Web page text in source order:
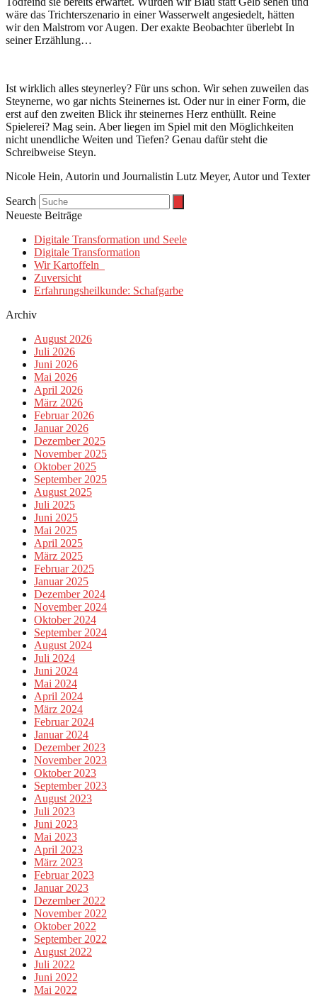
wäre das Trichterszenario in einer Wasserwelt angesiedelt, hätten
wir den Malstrom vor Augen. Der exakte Beobachter überlebt In
seiner Erzählung…
Ist wirklich alles steynerley? Für uns schon. Wir sehen zuweilen das
Steynerne, wo gar nichts Steinernes ist. Oder nur in einer Form, die
erst auf den zweiten Blick ihr steinernes Herz enthüllt. Reine
Spielerei? Mag sein. Aber liegen im Spiel mit den Möglichkeiten
nicht unendliche Weiten und Tiefen? Genau dafür steht die
Schreibweise Steyn.
Nicole Hein, Autorin und Journalistin Lutz Meyer, Autor und Texter
Search
Neueste Beiträge
Digitale Transformation und Seele
Digitale Transformation
Wir Kartoffeln
Zuversicht
Erfahrungsheilkunde: Schafgarbe
Archiv
August 2026
Juli 2026
Juni 2026
Mai 2026
April 2026
März 2026
Februar 2026
Januar 2026
Dezember 2025
November 2025
Oktober 2025
September 2025
August 2025
Juli 2025
Juni 2025
Mai 2025
April 2025
März 2025
Februar 2025
Januar 2025
Dezember 2024
November 2024
Oktober 2024
September 2024
August 2024
Juli 2024
Juni 2024
Mai 2024
April 2024
März 2024
Februar 2024
Januar 2024
Dezember 2023
November 2023
Oktober 2023
September 2023
August 2023
Juli 2023
Juni 2023
Mai 2023
April 2023
März 2023
Februar 2023
Januar 2023
Dezember 2022
November 2022
Oktober 2022
September 2022
August 2022
Juli 2022
Juni 2022
Mai 2022